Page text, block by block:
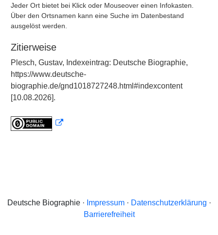
Jeder Ort bietet bei Klick oder Mouseover einen Infokasten.
Über den Ortsnamen kann eine Suche im Datenbestand
ausgelöst werden.
Zitierweise
Plesch, Gustav, Indexeintrag: Deutsche Biographie,
https://www.deutsche-
biographie.de/gnd1018727248.html#indexcontent
[10.08.2026].
Deutsche Biographie · Impressum· Datenschutzerklärung ·
Barrierefreiheit